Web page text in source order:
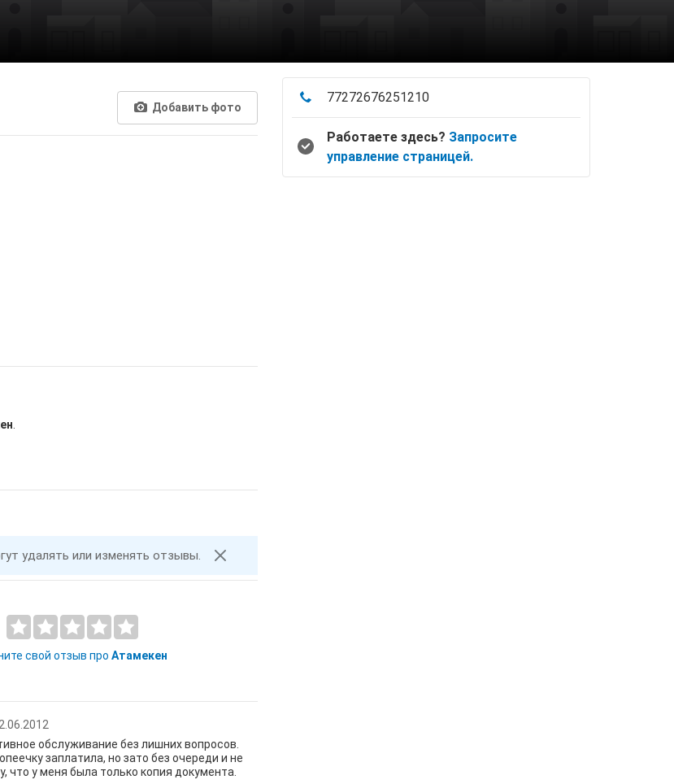
Добавить фото
удалять или изменять отзывы.
свой отзыв про Атамекен
обслуживание без лишних вопросов.
заплатила, но зато без очереди и не
что у меня была только копия документа.
77272676251210
Работаете здесь? Запросите
управление страницей.